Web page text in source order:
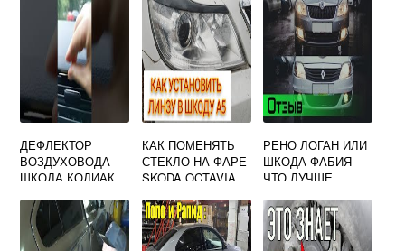
ДЕФЛЕКТОР
ВОЗДУХОВОДА
ШКОДА КОДИАК
КАК ПОМЕНЯТЬ
СТЕКЛО НА ФАРЕ
SKODA OCTAVIA
РЕНО ЛОГАН ИЛИ
ШКОДА ФАБИЯ
ЧТО ЛУЧШЕ